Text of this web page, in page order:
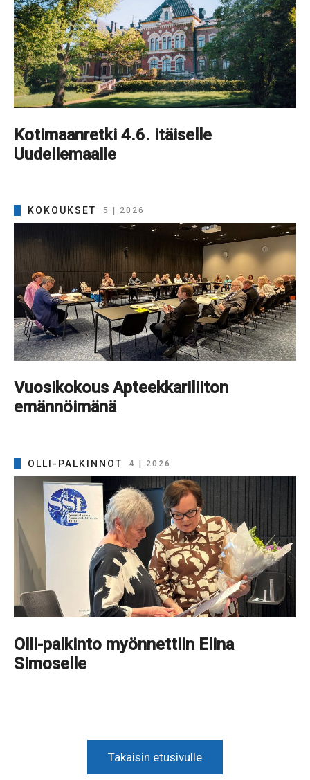
Kotimaanretki 4.6. itäiselle
Uudellemaalle
KOKOUKSET 5 | 2026
Vuosikokous Apteekkariliiton
emännöimänä
OLLI-PALKINNOT 4 | 2026
Olli-palkinto myönnettiin Elina
Simoselle
Takaisin etusivulle